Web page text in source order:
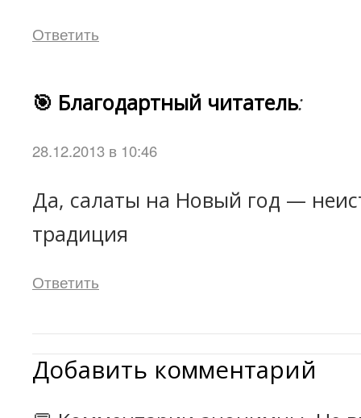
Ответить
🎯 Благодартный читатель:
28.12.2013 в 10:46
Да, салаты на Новый год —
традиция
Ответить
Добавить комментарий